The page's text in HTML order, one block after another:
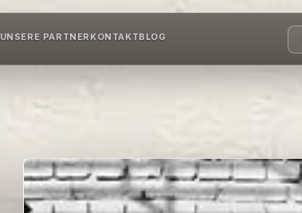
UNSERE PARTNER KONTAKT BLOG